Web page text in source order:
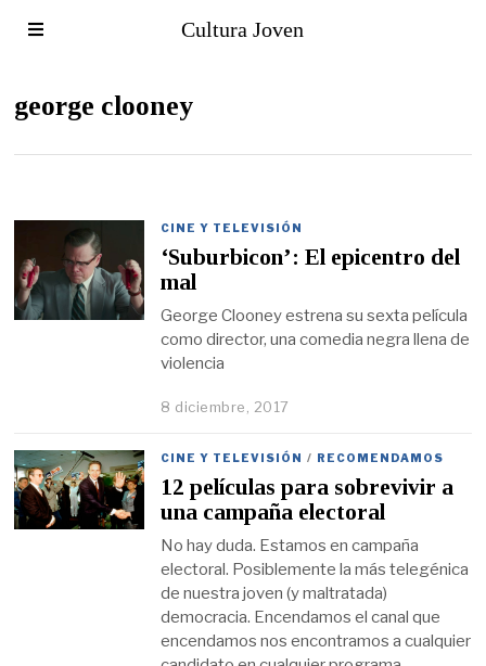
Cultura Joven
george clooney
CINE Y TELEVISIÓN
‘Suburbicon’: El epicentro del
mal
George Clooney estrena su sexta película
como director, una comedia negra llena de
violencia
8 diciembre, 2017
CINE Y TELEVISIÓN / RECOMENDAMOS
12 películas para sobrevivir a
una campaña electoral
No hay duda. Estamos en campaña
electoral. Posiblemente la más telegénica
de nuestra joven (y maltratada)
democracia. Encendamos el canal que
encendamos nos encontramos a cualquier